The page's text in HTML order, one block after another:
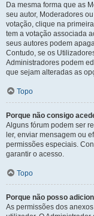
Da mesma forma que as
seu autor, Moderadores
votação, clique na
tem a votação associada
seus autores podem
Contudo, se os
Administradores podem
que sejam alteradas as
Topo
Porque não consigo
Alguns fórum podem ser
ler, enviar mensagem ou
permissões especiais.
garantir o acesso.
Topo
Porque não posso
As permissões dos